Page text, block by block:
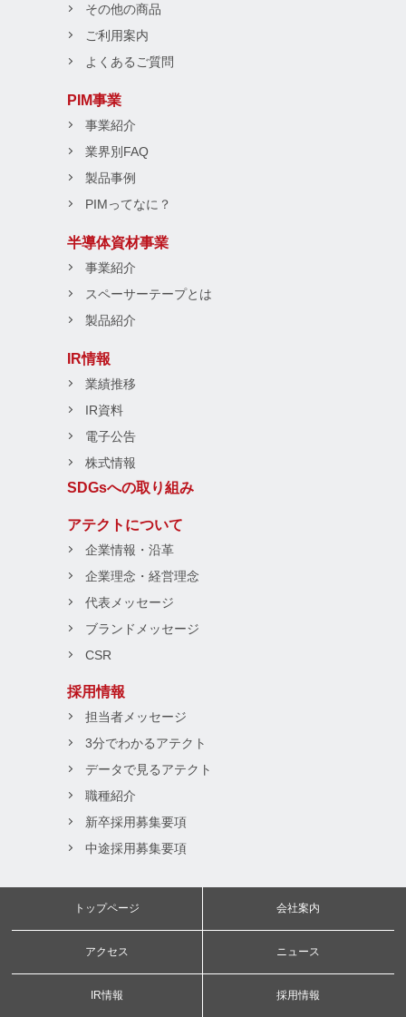
その他の商品
ご利用案内
よくあるご質問
PIM事業
事業紹介
業界別FAQ
製品事例
PIMってなに？
半導体資材事業
事業紹介
スペーサーテープとは
製品紹介
IR情報
業績推移
IR資料
電子公告
株式情報
SDGsへの取り組み
アテクトについて
企業情報・沿革
企業理念・経営理念
代表メッセージ
ブランドメッセージ
CSR
採用情報
担当者メッセージ
3分でわかるアテクト
データで見るアテクト
職種紹介
新卒採用募集要項
中途採用募集要項
トップページ 会社案内
アクセス ニュース
IR情報 採用情報